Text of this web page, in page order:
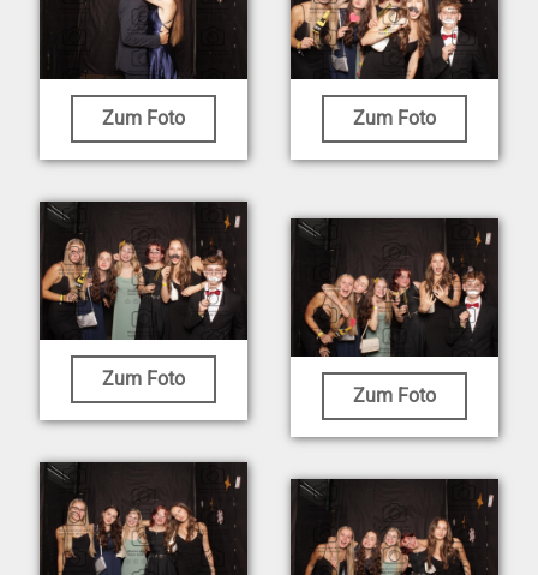
Zum Foto Zum Foto
Zum Foto
Zum Foto